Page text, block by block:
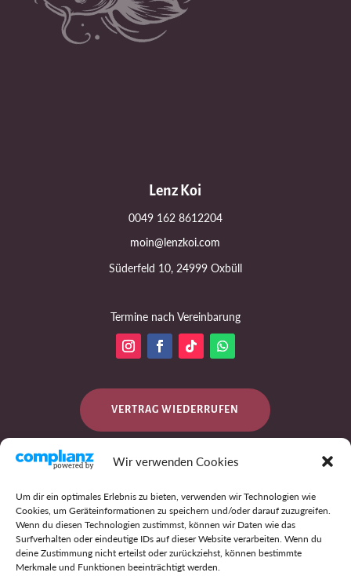
Wir verwenden Cookies
Um dir ein optimales Erlebnis zu bieten, verwenden wir Technologien wie
Cookies, um Geräteinformationen zu speichern und/oder darauf zuzugreifen.
Wenn du diesen Technologien zustimmst, können wir Daten wie das
Surfverhalten oder eindeutige IDs auf dieser Website verarbeiten. Wenn du
deine Zustimmung nicht erteilst oder zurückziehst, können bestimmte
Merkmale und Funktionen beeinträchtigt werden.
Lenz Koi
0049 162 8612204
moin@lenzkoi.com
Süderfeld 10, 24999 Oxbüll
Termine nach Vereinbarung
VERTRAG WIEDERRUFEN
IMPRESSUM